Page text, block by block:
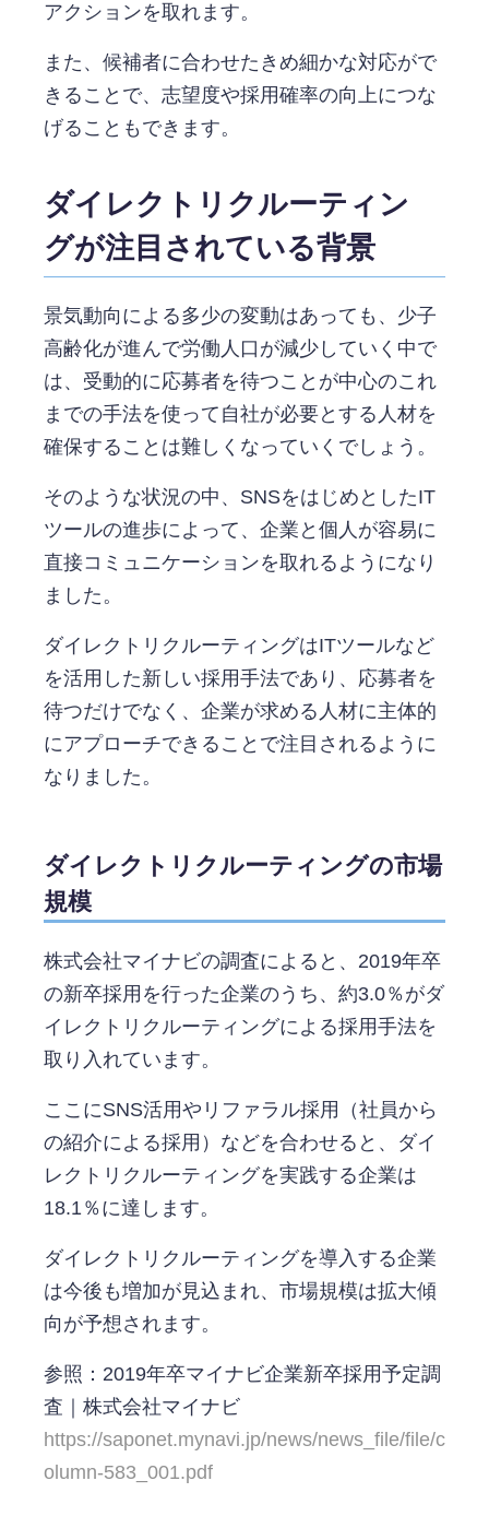
アクションを取れます。
また、候補者に合わせたきめ細かな対応がで
きることで、志望度や採用確率の向上につな
げることもできます。
ダイレクトリクルーティン
グが注目されている背景
景気動向による多少の変動はあっても、少子
高齢化が進んで労働人口が減少していく中で
は、受動的に応募者を待つことが中心のこれ
までの手法を使って自社が必要とする人材を
確保することは難しくなっていくでしょう。
そのような状況の中、SNSをはじめとしたIT
ツールの進歩によって、企業と個人が容易に
直接コミュニケーションを取れるようになり
ました。
ダイレクトリクルーティングはITツールなど
を活用した新しい採用手法であり、応募者を
待つだけでなく、企業が求める人材に主体的
にアプローチできることで注目されるように
なりました。
ダイレクトリクルーティングの市場
規模
株式会社マイナビの調査によると、2019年卒
の新卒採用を行った企業のうち、約3.0％がダ
イレクトリクルーティングによる採用手法を
取り入れています。
ここにSNS活用やリファラル採用（社員から
の紹介による採用）などを合わせると、ダイ
レクトリクルーティングを実践する企業は
18.1％に達します。
ダイレクトリクルーティングを導入する企業
は今後も増加が見込まれ、市場規模は拡大傾
向が予想されます。
参照：2019年卒マイナビ企業新卒採用予定調
査｜株式会社マイナビ
https://saponet.mynavi.jp/news/news_file/file/c
olumn-583_001.pdf